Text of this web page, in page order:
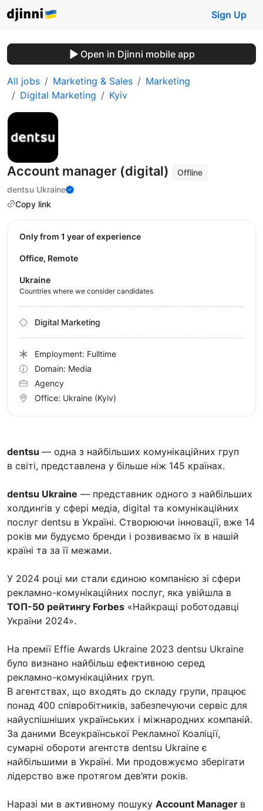
Sign Up
Open in Djinni mobile app
All jobs Marketing & Sales
Marketing
Digital Marketing
Kyiv
Account manager (digital)
Offline
dentsu Ukraine
Copy link
dentsu — одна з найбільших комунікаційних груп
в світі, представлена у більше ніж 145 країнах.
dentsu Ukraine — представник одного з найбільших
холдингів у сфері медіа, digital та комунікаційних
послуг dentsu в Україні. Створюючи інновації, вже 14
років ми будуємо бренди і розвиваємо їх в нашій
країні та за її межами.
У 2024 році ми стали єдиною компанією зі сфери
рекламно-комунікаційних послуг, яка увійшла в
ТОП-50 рейтингу Forbes «Найкращі роботодавці
України 2024».
На премії Effie Awards Ukraine 2023 dentsu Ukraine
було визнано найбільш ефективною серед
рекламно-комунікаційних груп.
В агентствах, що входять до складу групи, працює
понад 400 співробітників, забезпечуючи сервіс для
найуспішніших українських і міжнародних компаній.
За даними Всеукраїнської Рекламної Коаліції,
сумарні обороти агентств dentsu Ukraine є
найбільшими в Україні. Ми продовжуємо зберігати
лідерство вже протягом дев’яти років.
Наразі ми в активному пошуку Account Manager в
Only from 1 year of experience
Office, Remote
Ukraine
Countries where we consider candidates
Digital Marketing
Employment: Fulltime
Domain: Media
Agency
Office: Ukraine (Kyiv)